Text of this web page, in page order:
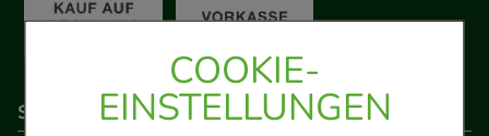
COOKIE-
EINSTELLUNGEN
So erreichen Sie uns